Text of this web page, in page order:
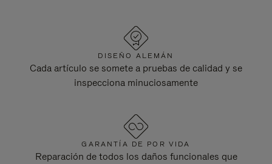
DISEÑO ALEMÁN
Cada artículo se somete a pruebas de calidad y se
inspecciona minuciosamente
GARANTÍA DE POR VIDA
Reparación de todos los daños funcionales que